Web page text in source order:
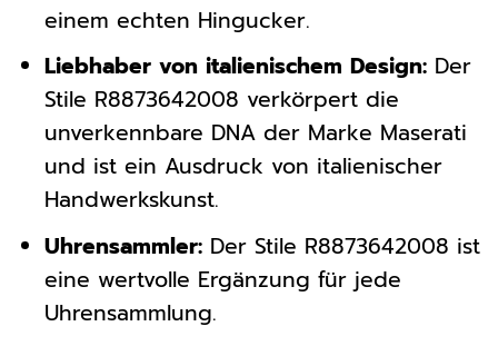
einem echten Hingucker.
Liebhaber von italienischem Design:Der
Stile R8873642008 verkörpert die
unverkennbare DNA der Marke Maserati
und ist ein Ausdruck von italienischer
Handwerkskunst.
Uhrensammler:Der Stile R8873642008 ist
eine wertvolle Ergänzung für jede
Uhrensammlung.